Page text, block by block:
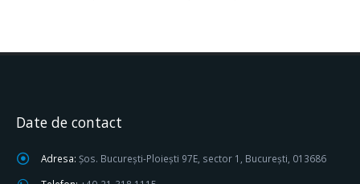
Date de contact
Adresa: Șos. București-Ploiești 97E, sector 1, București, 013686